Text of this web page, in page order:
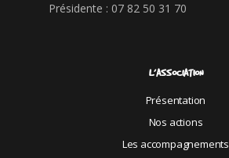
Présidente : 07 82 50 31 70
L’ASSOCIATION
Présentation
Nos actions
Les accompagnements